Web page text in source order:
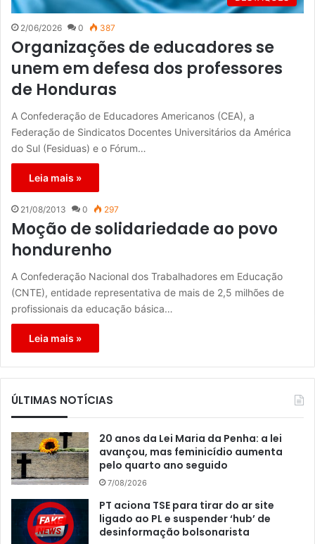
2/06/2026 0 387
Organizações de educadores se
unem em defesa dos professores
de Honduras
A Confederação de Educadores Americanos (CEA), a
Federação de Sindicatos Docentes Universitários da América
do Sul (Fesiduas) e o Fórum…
Leia mais »
21/08/2013 0 297
Moção de solidariedade ao povo
hondurenho
A Confederação Nacional dos Trabalhadores em Educação
(CNTE), entidade representativa de mais de 2,5 milhões de
profissionais da educação básica…
Leia mais »
ÚLTIMAS NOTÍCIAS
20 anos da Lei Maria da Penha: a lei
avançou, mas feminicídio aumenta
pelo quarto ano seguido
7/08/2026
PT aciona TSE para tirar do ar site
ligado ao PL e suspender ‘hub’ de
desinformação bolsonarista